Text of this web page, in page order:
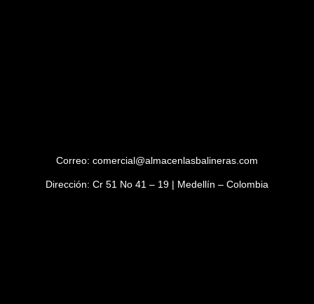
Correo: comercial@almacenlasbalineras.com
Dirección: Cr 51 No 41 – 19 | Medellín – Colombia